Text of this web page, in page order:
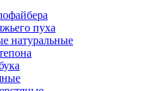
пуха
натуральные